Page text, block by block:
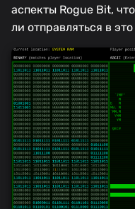
аспекты Rogue Bit,
ли отправляться в